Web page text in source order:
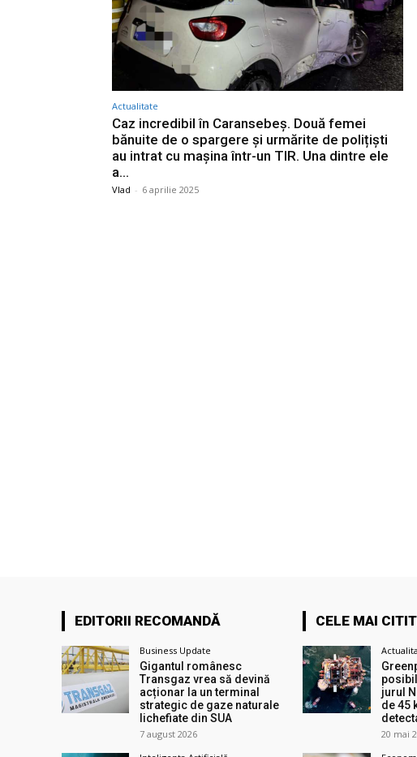
Actualitate
Caz incredibil în Caransebeș. Două femei
bănuite de o spargere și urmărite de polițiști
au intrat cu mașina într-un TIR. Una dintre ele
a...
Vlad - 6 aprilie 2025
EDITORII RECOMANDĂ
Business Update
Gigantul românesc
Transgaz vrea să devină
acționar la un terminal
strategic de gaze naturale
lichefiate din SUA
7 august 2026
CELE MAI
jurul
de 45
20 mai